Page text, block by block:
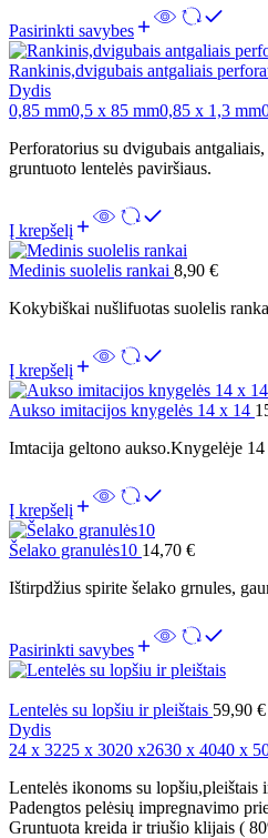
Pasirinkti savybes
Rankinis,dvigubais antgaliais
Dydis
0,85 mm0,5 x 85 mm0,85 x 1,3 mm
Perforatorius su dvigubais
gruntuoto lentelės paviršiaus.
Į krepšelį
Medinis suolelis rankai 8,90 €
Kokybiškai nušlifuotas suolelis
Į krepšelį
Aukso imitacijos knygelės 14 x 14
Imtacija geltono aukso.Knygelėje
Į krepšelį
Šelako granulės10 14,70 €
Ištirpdžius spirite šelako grnules,
Pasirinkti savybes
Lentelės su lopšiu ir pleištais 59,90 €
Dydis
24 x 3225 x 3020 x2630 x 4040 x
Lentelės ikonoms su lopšiu,pleištais
Padengtos pelėsių impregnavimo
Gruntuota kreida ir triušio klijais (